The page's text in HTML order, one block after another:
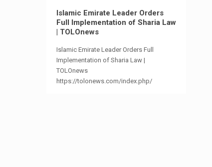
Islamic Emirate Leader Orders
Full Implementation of Sharia Law
| TOLOnews
Islamic Emirate Leader Orders Full
Implementation of Sharia Law |
TOLOnews
https://tolonews.com/index.php/